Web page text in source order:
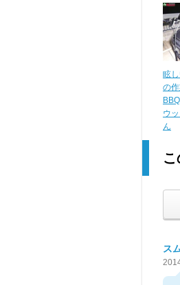
眩
の作
BBQ
ウ
ん
ス